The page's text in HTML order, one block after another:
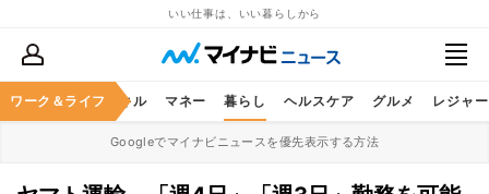
いい仕事は、いい暮らしから
ワーク＆ライフ
ア ビジネススキル マネー 暮らし ヘルスケア グルメ レジャー
Googleでマイナビニュースを優先表示する方法